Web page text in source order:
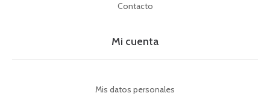
Contacto
Mi cuenta
Mis datos personales